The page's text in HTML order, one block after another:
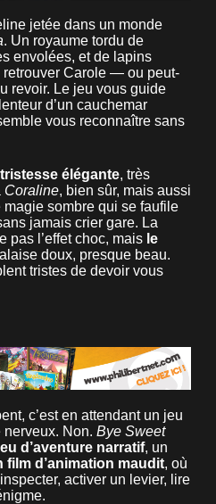
jetée dans un monde
. Un royaume tordu de
envolées, et de lapins
retrouver Carole — ou peut-
revoir. Le jeu vous guide
d’un cauchemar
vous reconnaître sans
tristesse élégante, très
Coraline, bien sûr, mais aussi
magie sombre qui se faufile
jamais crier gare. La
pas l’effet choc, mais le
doux, presque beau.
tristes de devoir vous
c’est en attendant un jeu
nerveux. Non. Bye Sweet
d’aventure narratif, un
d’animation maudit, où
activer un levier, lire